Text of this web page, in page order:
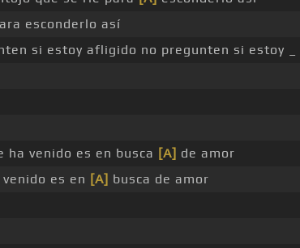
esconderlo así
si estoy afligido no pregunten si estoy
ha venido es en busca [A] de amor
es en [A] busca de amor